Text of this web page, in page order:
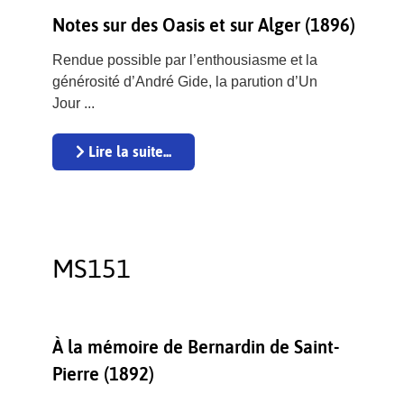
Notes sur des Oasis et sur Alger (1896)
Rendue possible par l’enthousiasme et la
générosité d’André Gide, la parution d’Un
Jour ...
Lire la suite...
MS151
À la mémoire de Bernardin de Saint-
Pierre (1892)